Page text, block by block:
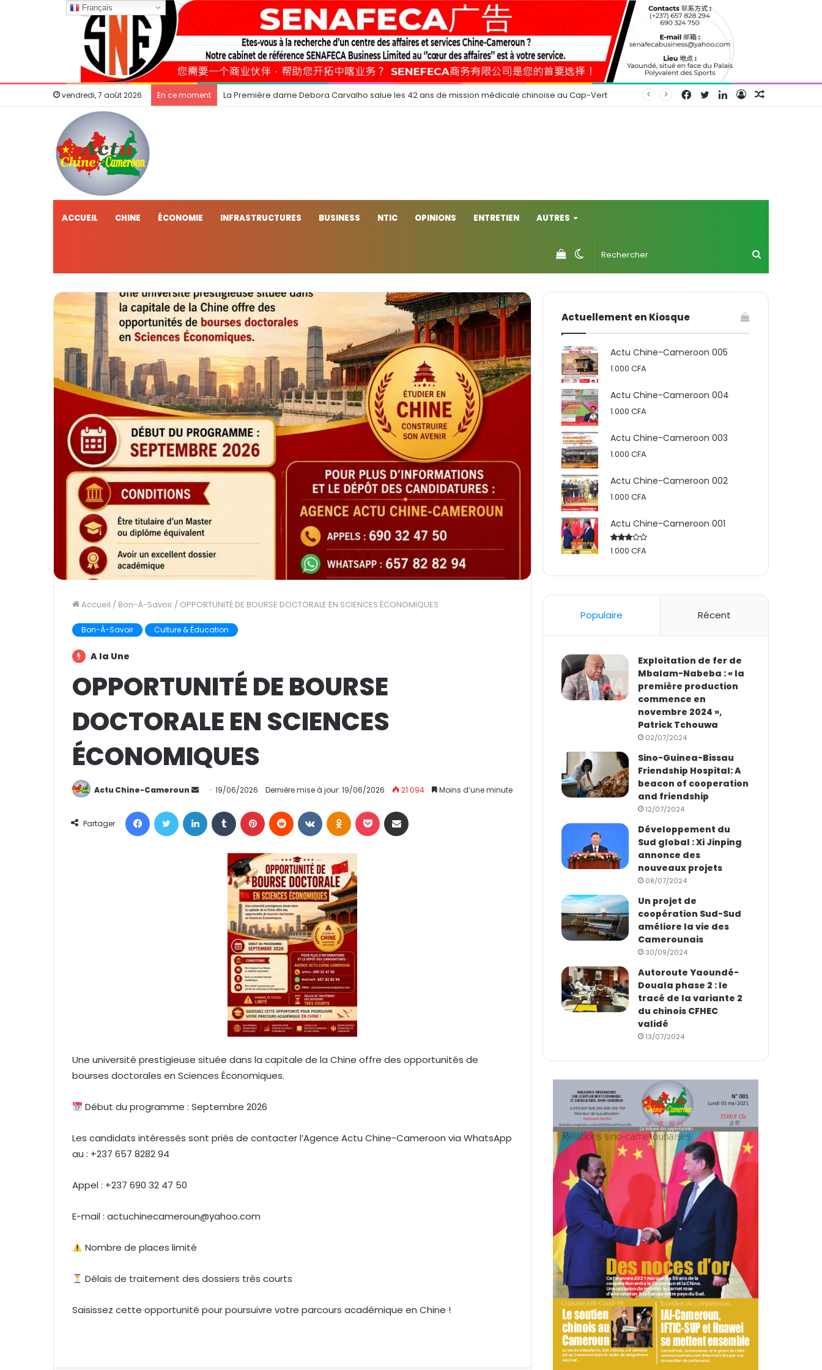
vendredi, 7 août 2026 En ce moment La Première dame Debora Carvalho salue les 42 ans de mission médicale chinoise au Cap-Vert Connexion
Linkedin
Twitter
Facebook
ACCUEIL CHINE ÉCONOMIE INFRASTRUCTURES BUSINESS NTIC OPINIONS ENTRETIEN AUTRES
Switch
skin
Voir
votre
Accueil / Bon-À-Savoir / OPPORTUNITÉ DE BOURSE DOCTORALE EN SCIENCES ÉCONOMIQUES
Bon-À-Savoir Culture & Éducation
A la Une
OPPORTUNITÉ DE BOURSE
DOCTORALE EN SCIENCES
ÉCONOMIQUES
Actu Chine-Cameroun
o
19/06/2026 Dernière mise à jour: 19/06/2026 21 094 Moins d’une minute
Partager
Une université prestigieuse située dans la capitale de la Chine offre des opportunités de
bourses doctorales en Sciences Économiques.
Début du programme : Septembre 2026
Les candidats intéressés sont priés de contacter l’Agence Actu Chine-Cameroon via WhatsApp
au : +237 657 8282 94
Appel : +237 690 32 47 50
E-mail : actuchinecameroun@yahoo.com
Nombre de places limité
Délais de traitement des dossiers très courts
Saisissez cette opportunité pour poursuivre votre parcours académique en Chine !
Actuellement en Kiosque
Actu Chine-Cameroon 005
1.000CFA
Actu Chine-Cameroon 004
1.000CFA
Actu Chine-Cameroon 003
1.000CFA
Actu Chine-Cameroon 002
1.000CFA
Actu Chine-Cameroon 001
Rated
1.000CFA
Populaire Récent
Exploitation de fer de
Mbalam-Nabeba : « la
première production
commence en
novembre 2024 »,
Patrick Tchouwa
02/07/2024
Sino-Guinea-Bissau
Friendship Hospital: A
beacon of cooperation
and friendship
12/07/2024
Développement du
Sud global : Xi Jinping
annonce des
nouveaux projets
08/07/2024
Un projet de
coopération Sud-Sud
améliore la vie des
Camerounais
30/09/2024
Autoroute Yaoundé-
Douala phase 2 : le
tracé de la variante 2
du chinois CFHEC
validé
13/07/2024
Français